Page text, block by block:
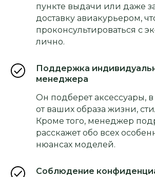
пункте выдачи или даже
доставку авиакурьером,
проконсультироваться с
лично.
Поддержка
менеджера
Он подберет аксессуары,
от ваших образа жизни,
Кроме того, менеджер
расскажет обо всех
нюансах моделей.
Соблюдение